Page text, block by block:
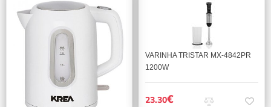
VARINHA TRISTAR MX-4842PR
1200W
23.30€